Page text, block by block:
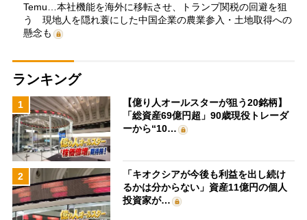
Temu…本社機能を海外に移転させ、トランプ関税の回避を狙
う 現地人を隠れ蓑にした中国企業の農業参入・土地取得への
懸念も
ランキング
1
【億り人オールスターが狙う20銘柄】
「総資産69億円超」90歳現役トレーダ
ーから“10…
2
「キオクシアが今後も利益を出し続け
るかは分からない」資産11億円の個人
投資家が…